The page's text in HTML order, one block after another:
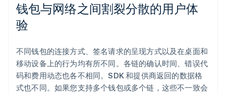
钱包与网络之间割裂分散的用户体
验
不同钱包的连接方式、签名请求的呈现方式以及在桌面和
移动设备上的行为均有所不同。各链的确认时间、错误代
码和费用动态也各不相同。SDK 和提供商返回的数据格
式也不同。如果您支持多个钱包或多个链，这些不一致会